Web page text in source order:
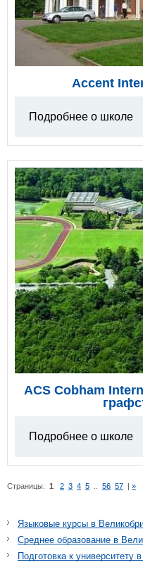
Accent
Подробнее о школе
ACS Cobham
Подробнее о школе
Страницы: 1 2 3 4 5 56 57 | »
Языковые курсы в
Среднее образование в
Подготовка к университету